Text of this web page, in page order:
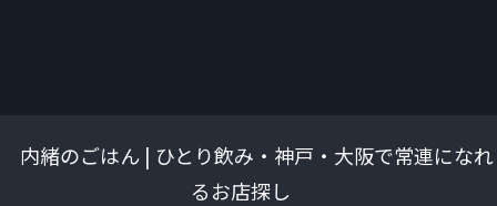
内緒のごはん | ひとり飲み・神戸・大阪で常連になれ
るお店探し